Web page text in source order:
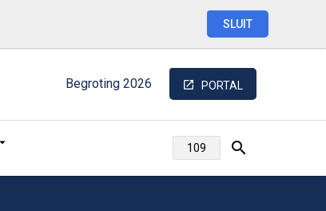
SLUIT
Begroting 2026 PORTAL